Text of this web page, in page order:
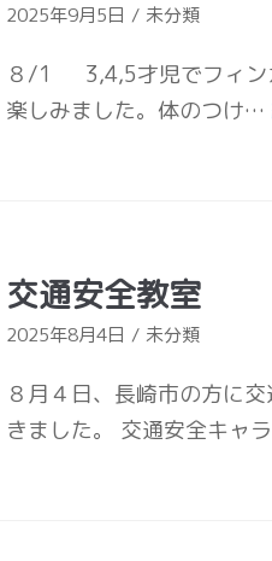
2025年9月5日 未分類
８/1 3,4,5才児でフィン
楽しみました。体のつけ…
交通安全教室
2025年8月4日 未分類
８月４日、長崎市の方に
きました。 交通安全キャ